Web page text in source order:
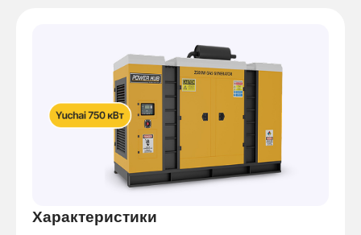
Характеристики